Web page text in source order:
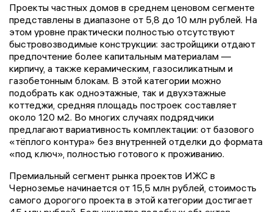
Проекты частных домов в среднем ценовом сегменте
представлены в диапазоне от 5,8 до 10 млн рублей. На
этом уровне практически полностью отсутствуют
быстровозводимые конструкции: застройщики отдают
предпочтение более капитальным материалам —
кирпичу, а также керамическим, газосиликатным и
газобетонным блокам. В этой категории можно
подобрать как одноэтажные, так и двухэтажные
коттеджи, средняя площадь построек составляет
около 120 м2. Во многих случаях подрядчики
предлагают вариативность комплектации: от базового
«тёплого контура» без внутренней отделки до формата
«под ключ», полностью готового к проживанию.
Премиальный сегмент рынка проектов ИЖС в
Черноземье начинается от 15,5 млн рублей, стоимость
самого дорогого проекта в этой категории достигает